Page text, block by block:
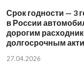
Срок годности — 3
в России
дорогим
долгосрочным
27.04.2026